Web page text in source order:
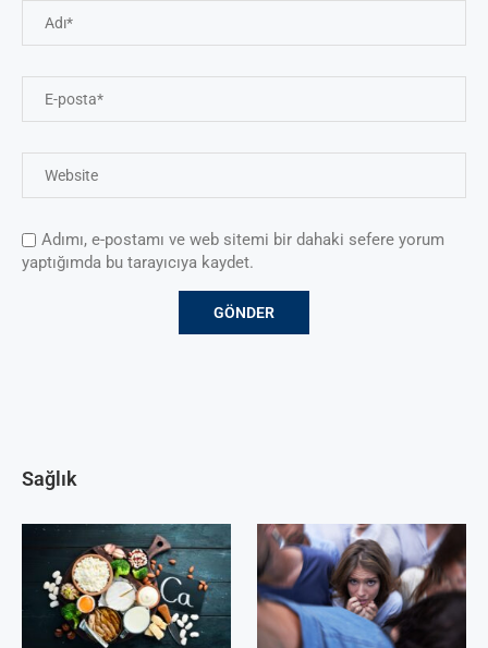
Adımı, e-postamı ve web sitemi bir dahaki sefere yorum
yaptığımda bu tarayıcıya kaydet.
Sağlık